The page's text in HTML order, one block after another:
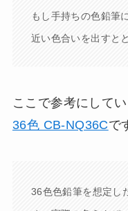
もし手持ちの色鉛筆
近い色合いを出すと
ここで参考にして
36色 CB-NQ36Cで
36色色鉛筆を想定し